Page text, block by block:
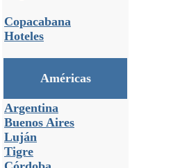
Copacabana
Hoteles
Américas
Argentina
Buenos Aires
Luján
Tigre